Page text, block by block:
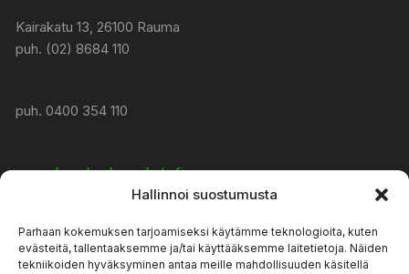
Hallinnoi suostumusta
Parhaan kokemuksen tarjoamiseksi käytämme teknologioita, kuten
evästeitä, tallentaaksemme ja/tai käyttääksemme laitetietoja. Näiden
tekniikoiden hyväksyminen antaa meille mahdollisuuden käsitellä
Kairakatu 13, 26100 Rauma
puh. (02) 8684 110
puh. 0400 354 110
www:konekeskusmikola.fi
asiakaspalvelu@konekeskusmikola.fi